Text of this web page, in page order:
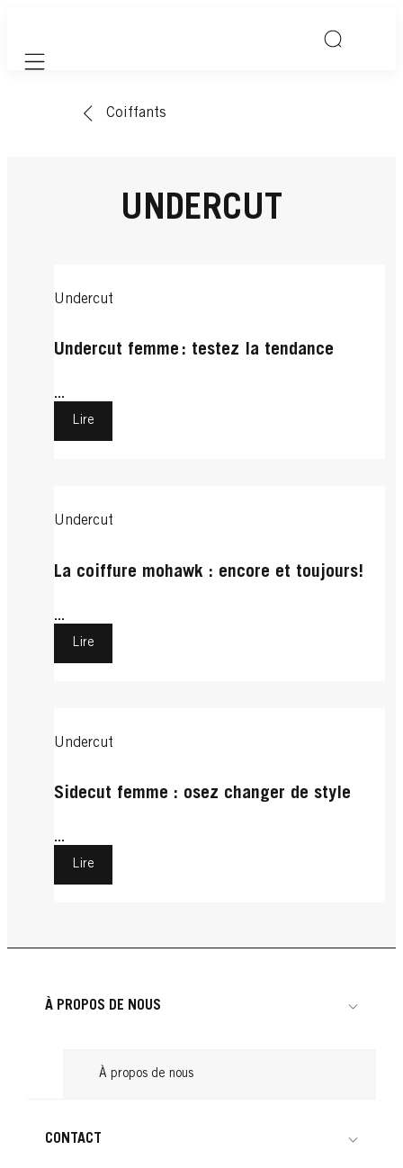
Mobile navigation
Coiffants
UNDERCUT
Undercut
Undercut femme : testez la tendance
...
Lire
Undercut
La coiffure mohawk : encore et toujours!
...
Lire
Undercut
Sidecut femme : osez changer de style
...
Lire
À PROPOS DE NOUS
À propos de nous
CONTACT